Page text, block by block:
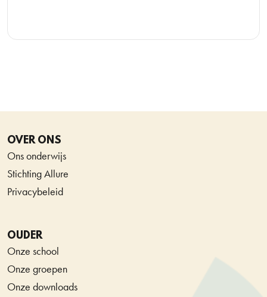
OVER ONS
Ons onderwijs
Stichting Allure
Privacybeleid
OUDER
Onze school
Onze groepen
Onze downloads